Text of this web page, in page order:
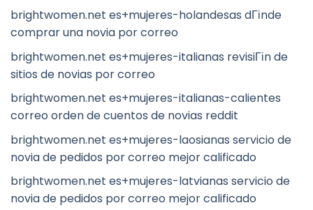
brightwomen.net es+mujeres-holandesas dГіnde
comprar una novia por correo
brightwomen.net es+mujeres-italianas revisiГіn de
sitios de novias por correo
brightwomen.net es+mujeres-italianas-calientes
correo orden de cuentos de novias reddit
brightwomen.net es+mujeres-laosianas servicio de
novia de pedidos por correo mejor calificado
brightwomen.net es+mujeres-latvianas servicio de
novia de pedidos por correo mejor calificado